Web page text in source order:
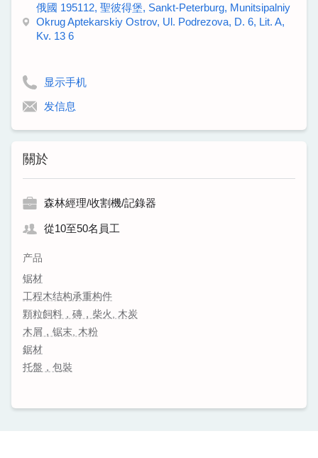
關於
森林經理/收割機/記錄器
從10至50名員工
产品
锯材
工程木结构承重构件
顆粒飼料，磚，柴火, 木炭
木屑，锯末, 木粉
鋸材
托盤，包裝
俄國 195112, 聖彼得堡, Sankt-Peterburg, Munitsipalniy
Okrug Aptekarskiy Ostrov, Ul. Podrezova, D. 6, Lit. A,
Kv. 13 6
显示手机
发信息